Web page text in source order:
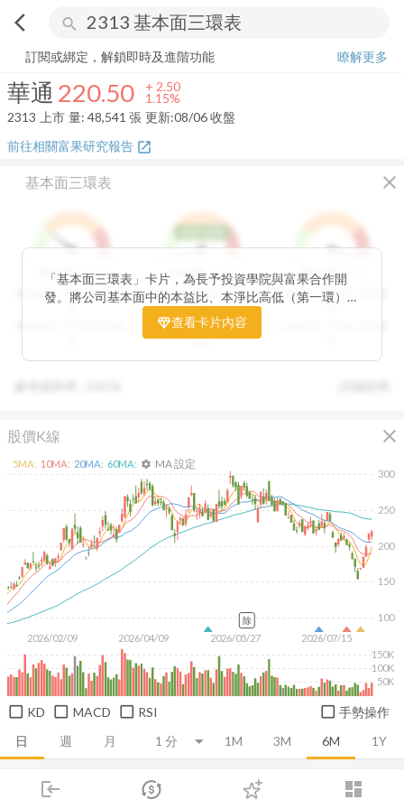
arrow_back_ios search
login dashboard
市場 登入
華通 220.50 +1.15%
訂閱或綁定，解鎖即時及進階功能
瞭解更多
華通 220.50 + 2.50
1.15%
2313
上市 量: 48,541 張 更新:08/06 收盤
前往相關富果研究報告 open_in_new
基本面三環表 close
價值環3分
分數越高代表投資價值越
高
股利環 1 分
分數越高代表股利報酬率
越高
分數越低代表股利報酬率
越低
營收環9
分數越高代表營收成長性
高
「基本面三環表」卡片，為長予投資學院與富果合作開
發。將公司基本面中的本益比、本淨比高低（第一環）、
股利報酬率好壞（第二環）以及營收成長性（第三環），
透過數據分析與統計處理，用三環的表達方式讓投資人可
查看卡片內容
股價K線 close
日 週 月 1M 3M 6M 1Y
2026/02/09 2026/04/09 2026/05/27 2026/07/15
100
150
200
250
300
50K
100K
150K
5MA: 10MA: 20MA: 60MA: settings MA 設定
除
KD MACD RSI 手勢操作
推薦卡片 技術面 消息面 財務報